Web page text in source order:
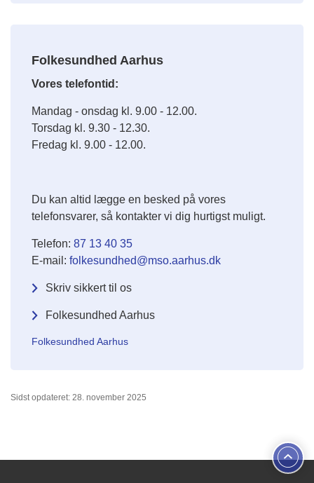
Folkesundhed Aarhus
Vores telefontid:
Mandag - onsdag kl. 9.00 - 12.00.
Torsdag kl. 9.30 - 12.30.
Fredag kl. 9.00 - 12.00.
Du kan altid lægge en besked på vores
telefonsvarer, så kontakter vi dig hurtigst muligt.
Telefon: 87 13 40 35
E-mail: folkesundhed@mso.aarhus.dk
Skriv sikkert til os
Folkesundhed Aarhus
Folkesundhed Aarhus
Sidst opdateret: 28. november 2025